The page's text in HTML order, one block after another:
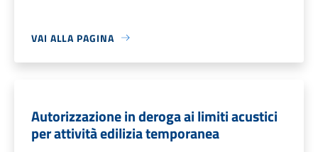
VAI ALLA PAGINA
Autorizzazione in deroga ai limiti acustici
per attività edilizia temporanea